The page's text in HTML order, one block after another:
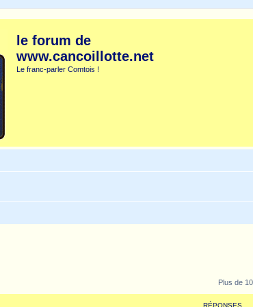
le forum de
www.cancoillotte.net
Le franc-parler Comtois !
Plus de
RÉPONSES